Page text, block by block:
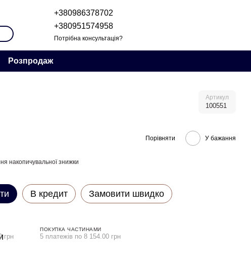
+380986378702
+380951574958
Потрібна консультація?
Розпродаж
Артикул
100551
Порівняти У бажання
накопичувальної знижки
В кредит Замовити швидко
грн
ПОКУПКА ЧАСТИНАМИ
5 платежів по 8 154.00 грн